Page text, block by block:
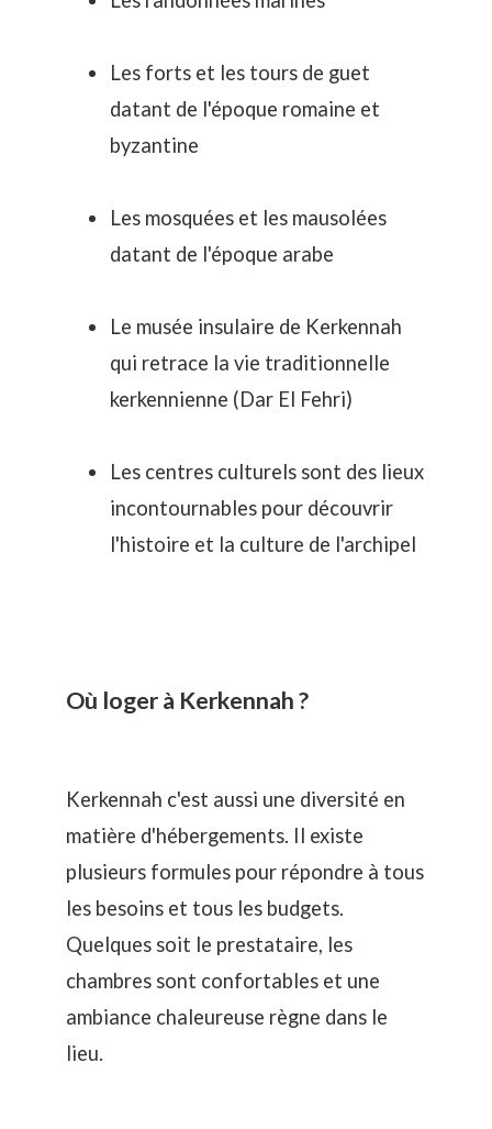
Les forts et les tours de guet
datant de l'époque romaine et
byzantine
Les mosquées et les mausolées
datant de l'époque arabe
Le musée insulaire de Kerkennah
qui retrace la vie traditionnelle
kerkennienne (Dar El Fehri)
Les centres culturels sont des lieux
incontournables pour découvrir
l'histoire et la culture de l'archipel
Où loger à Kerkennah ?
Kerkennah c'est aussi une diversité en
matière d'hébergements. Il existe
plusieurs formules pour répondre à tous
les besoins et tous les budgets.
Quelques soit le prestataire, les
chambres sont confortables et une
ambiance chaleureuse règne dans le
lieu.